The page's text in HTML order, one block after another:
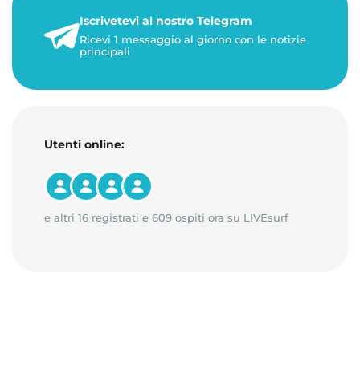
23 maggio 2026
1 minuto di lettura
Iscrivetevi al nostro Telegram
Ricevi 1 messaggio al giorno con le notizie
principali
Utenti online:
e altri 16 registrati e 609 ospiti ora su LIVEsurf